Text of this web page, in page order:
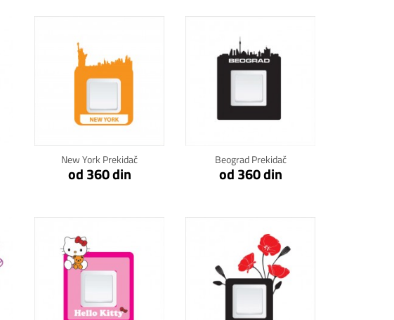
New York Prekidač
od 360 din
Klikni za detalje
Beograd Prekidač
od 360 din
Klikni za detalje
Klikni za detalje Klikni za detalje